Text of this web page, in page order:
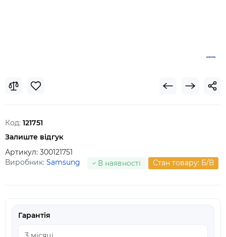
Код: 121751
Залиште відгук
Артикул: 300121751
Виробник: Samsung В наявності Стан товару: Б/В
Гарантія